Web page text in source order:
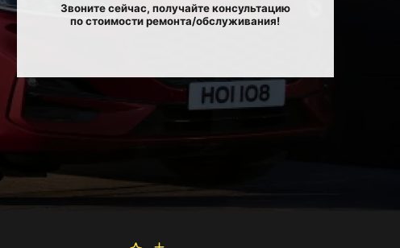
Звоните сейчас, получайте консультацию
по стоимости ремонта/обслуживания!